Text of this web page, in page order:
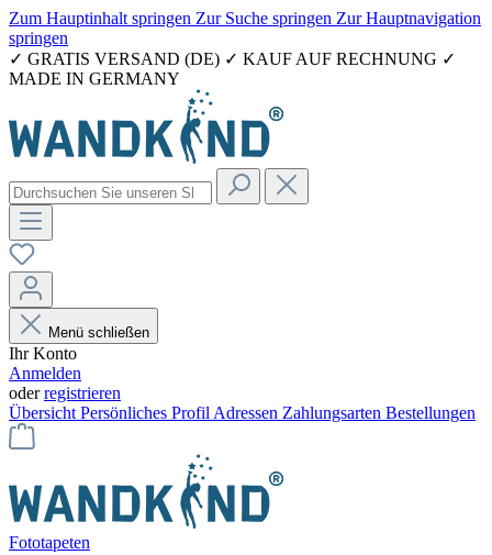
Zum Hauptinhalt springen Zur Suche springen Zur Hauptnavigation
springen
✓ GRATIS VERSAND (DE) ✓ KAUF AUF RECHNUNG ✓
MADE IN GERMANY
Menü schließen
Ihr Konto
Anmelden
oderregistrieren
Übersicht Persönliches Profil Adressen Zahlungsarten Bestellungen
Fototapeten